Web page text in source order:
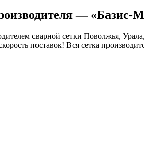
— «Базис-
сварной сетки Поволжья,
поставок! Вся сетка